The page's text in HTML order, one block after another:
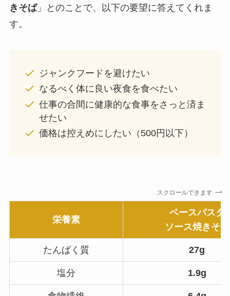
きそば」とのことで、以下の要望に答えてくれま
す。
ジャンクフードを避けたい
なるべく体に良い夜食を食べたい
仕事の合間に健康的な食事をさっと済ま
せたい
価格は控えめにしたい（500円以下）
スクロールできます
栄養素
ベースパスタ
ソース焼きそば
たんぱく質 27g
塩分 1.9g